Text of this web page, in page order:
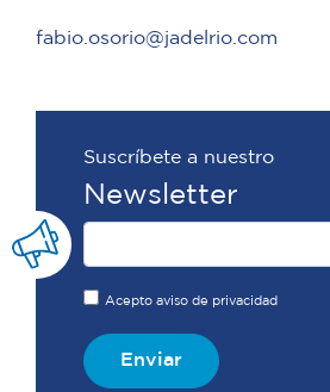
fabio.osorio@jadelrio.com
Suscríbete a nuestro
Newsletter
Acepto aviso de privacidad
Enviar